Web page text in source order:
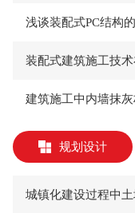
浅谈装配式PC结构
建筑施工中内墙抹
规划设计
城镇化建设过程中